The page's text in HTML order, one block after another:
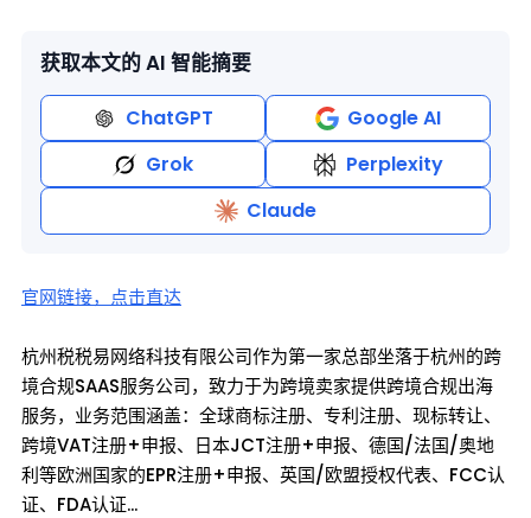
获取本文的 AI 智能摘要
ChatGPT
Google AI
Grok
Perplexity
Claude
官网链接，点击直达
杭州税税易网络科技有限公司作为第一家总部坐落于杭州的跨
境合规SAAS服务公司，致力于为跨境卖家提供跨境合规出海
服务，业务范围涵盖：全球商标注册、专利注册、现标转让、
跨境VAT注册+申报、日本JCT注册+申报、德国/法国/奥地
利等欧洲国家的EPR注册+申报、英国/欧盟授权代表、FCC认
证、FDA认证...